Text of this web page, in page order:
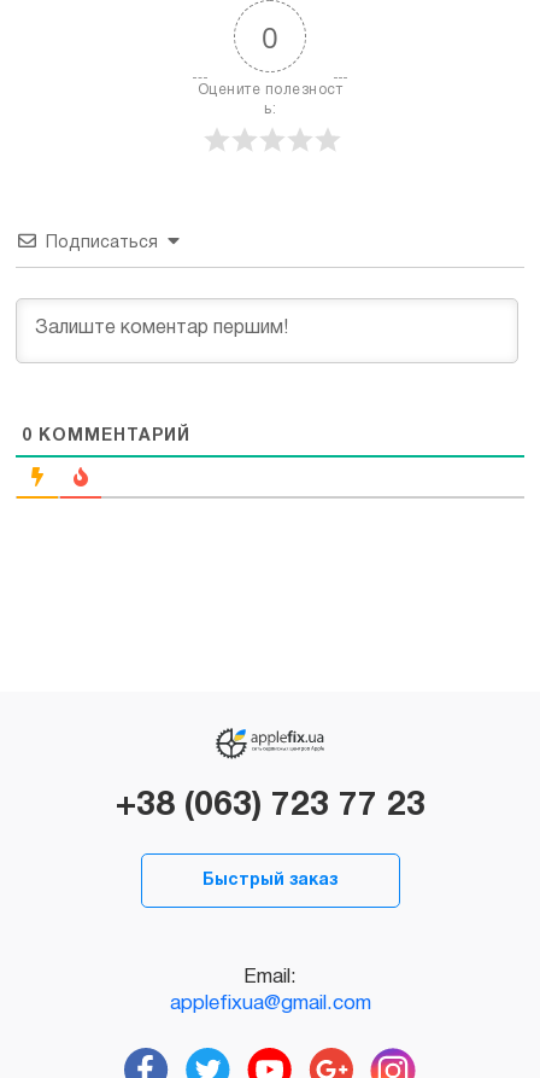
0
Оцените полезност
ь:
Подписаться
0 КОММЕНТАРИЙ
+38 (063) 723 77 23
Быстрый заказ
Email:
applefixua@gmail.com